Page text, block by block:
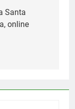
Santa
online